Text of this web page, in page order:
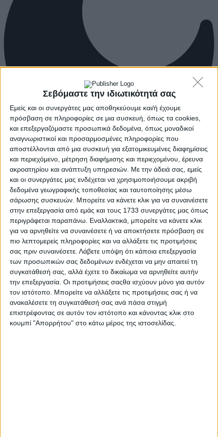
Σεβόμαστε την ιδιωτικότητά σας
Εμείς και οι συνεργάτες μας αποθηκεύουμε και/ή έχουμε
πρόσβαση σε πληροφορίες σε μια συσκευή, όπως τα cookies,
και επεξεργαζόμαστε προσωπικά δεδομένα, όπως μοναδικοί
αναγνωριστικοί και προσαρμοσμένες πληροφορίες που
αποστέλλονται από μια συσκευή για εξατομικευμένες διαφημίσεις
και περιεχόμενο, μέτρηση διαφήμισης και περιεχομένου, έρευνα
ακροατηρίου και ανάπτυξη υπηρεσιών. Με την άδειά σας, εμείς
και οι συνεργάτες μας ενδέχεται να χρησιμοποιήσουμε ακριβή
δεδομένα γεωγραφικής τοποθεσίας και ταυτοποίησης μέσω
σάρωσης συσκευών. Μπορείτε να κάνετε κλικ για να συναινέσετε
στην επεξεργασία από εμάς και τους 1733 συνεργάτες μας όπως
περιγράφεται παραπάνω. Εναλλακτικά, μπορείτε να κάνετε κλικ
για να αρνηθείτε να συναινέσετε ή να αποκτήσετε πρόσβαση σε
πιο λεπτομερείς πληροφορίες και να αλλάξετε τις προτιμήσεις
σας πριν συναινέσετε. Λάβετε υπόψη ότι κάποια επεξεργασία
των προσωπικών σας δεδομένων ενδέχεται να μην απαιτεί τη
συγκατάθεσή σας, αλλά έχετε το δικαίωμα να αρνηθείτε αυτήν
την επεξεργασία. Οι προτιμήσεις σαςθα ισχύουν μόνο για αυτόν
τον ιστότοπο. Μπορείτε να αλλάξετε τις προτιμήσεις σας ή να
ανακαλέσετε τη συγκατάθεσή σας ανά πάσα στιγμή
επιστρέφοντας σε αυτόν τον ιστότοπο και κάνοντας κλικ στο
κουμπί "Απορρήτου" στο κάτω μέρος της ιστοσελίδας.